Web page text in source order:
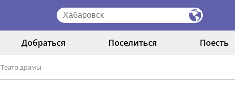
Добраться Поселиться Поесть
Театр драмы